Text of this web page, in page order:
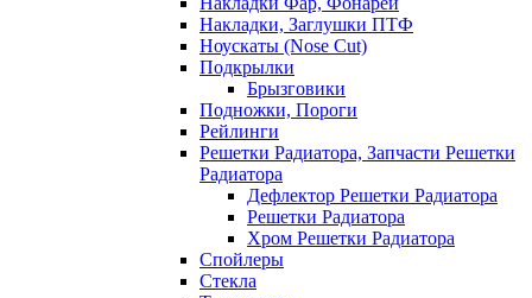
Накладки, Заглушки ПТФ
Ноускаты (Nose Cut)
Подкрылки
Брызговики
Подножки, Пороги
Рейлинги
Решетки Радиатора, Запчасти Решетки
Радиатора
Дефлектор Решетки Радиатора
Решетки Радиатора
Хром Решетки Радиатора
Спойлеры
Стекла